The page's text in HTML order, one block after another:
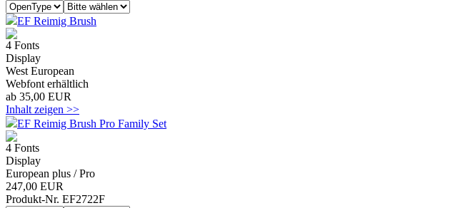
EF Reimig Brush
4 Fonts
Display
West European
Webfont erhältlich
ab 35,00 EUR
Inhalt zeigen >>
EF Reimig Brush Pro Family Set
4 Fonts
Display
European plus / Pro
247,00 EUR
Produkt-Nr. EF2722F